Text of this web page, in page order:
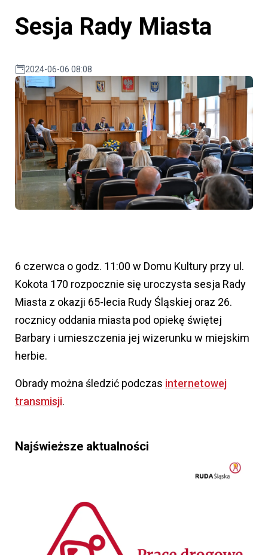
Sesja Rady Miasta
2024-06-06 08:08
6 czerwca o godz. 11:00 w Domu Kultury przy ul.
Kokota 170 rozpocznie się uroczysta sesja Rady
Miasta z okazji 65-lecia Rudy Śląskiej oraz 26.
rocznicy oddania miasta pod opiekę świętej
Barbary i umieszczenia jej wizerunku w miejskim
herbie.
Obrady można śledzić podczas internetowej
transmisji.
Najświeższe aktualności